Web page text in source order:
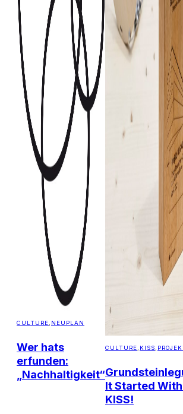
CULTURE NEUPLAN
Wer hats
erfunden:
„Nachhaltigkeit“
CULTURE KISS
It Started
KISS!